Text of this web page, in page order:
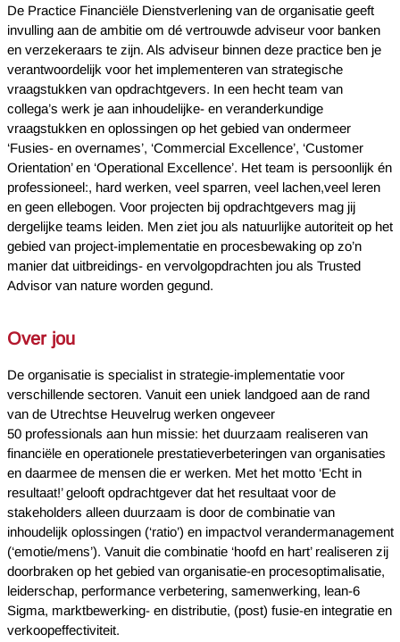
De Practice Financiële Dienstverlening van de organisatie geeft
invulling aan de ambitie om dé vertrouwde adviseur voor banken
en verzekeraars te zijn. Als adviseur binnen deze practice ben je
verantwoordelijk voor het implementeren van strategische
vraagstukken van opdrachtgevers. In een hecht team van
collega’s werk je aan inhoudelijke- en veranderkundige
vraagstukken en oplossingen op het gebied van ondermeer
‘Fusies- en overnames’, ‘Commercial Excellence’, ‘Customer
Orientation’ en ‘Operational Excellence’. Het team is persoonlijk én
professioneel:, hard werken, veel sparren, veel lachen,veel leren
en geen ellebogen. Voor projecten bij opdrachtgevers mag jij
dergelijke teams leiden. Men ziet jou als natuurlijke autoriteit op het
gebied van project-implementatie en procesbewaking op zo’n
manier dat uitbreidings- en vervolgopdrachten jou als Trusted
Advisor van nature worden gegund.
Over jou
De organisatie is specialist in strategie-implementatie voor
verschillende sectoren. Vanuit een uniek landgoed aan de rand
van de Utrechtse Heuvelrug werken ongeveer
50 professionals aan hun missie: het duurzaam realiseren van
financiële en operationele prestatieverbeteringen van organisaties
en daarmee de mensen die er werken. Met het motto ‘Echt in
resultaat!’ gelooft opdrachtgever dat het resultaat voor de
stakeholders alleen duurzaam is door de combinatie van
inhoudelijk oplossingen (‘ratio’) en impactvol verandermanagement
(‘emotie/mens’). Vanuit die combinatie ‘hoofd en hart’ realiseren zij
doorbraken op het gebied van organisatie-en procesoptimalisatie,
leiderschap, performance verbetering, samenwerking, lean-6
Sigma, marktbewerking- en distributie, (post) fusie-en integratie en
verkoopeffectiviteit.